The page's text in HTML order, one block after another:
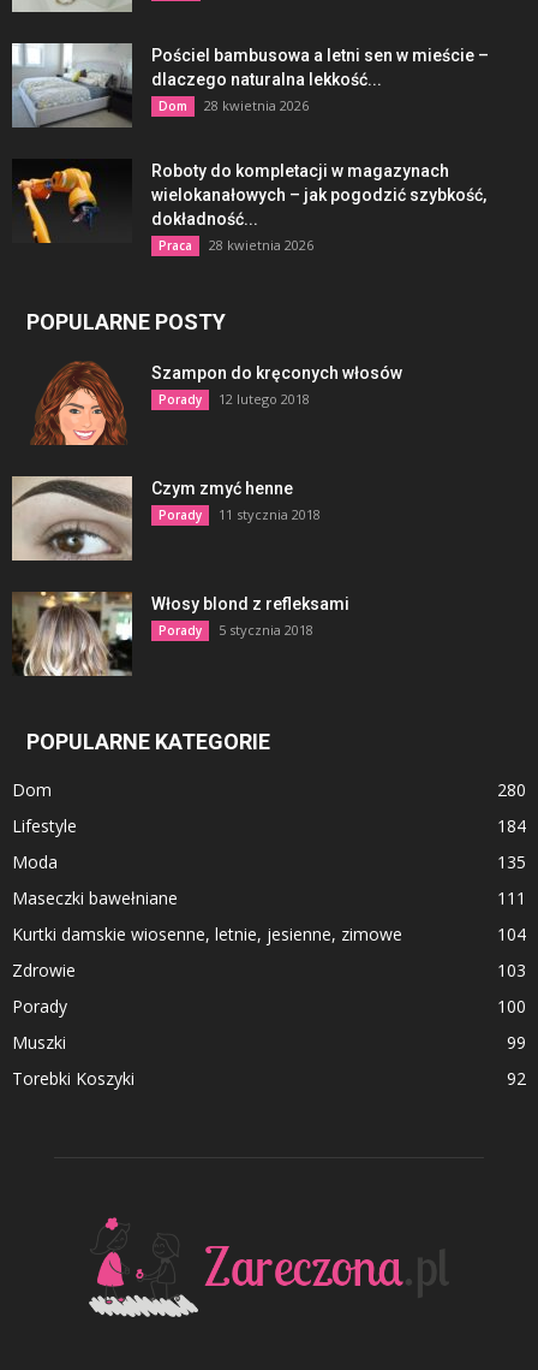
Pościel bambusowa a letni sen w mieście –
dlaczego naturalna lekkość...
Dom 28 kwietnia 2026
Roboty do kompletacji w magazynach
wielokanałowych – jak pogodzić szybkość,
dokładność...
Praca 28 kwietnia 2026
POPULARNE POSTY
Szampon do kręconych włosów
Porady 12 lutego 2018
Czym zmyć henne
Porady 11 stycznia 2018
Włosy blond z refleksami
Porady 5 stycznia 2018
POPULARNE KATEGORIE
Dom
280
Lifestyle
184
Moda
135
Maseczki bawełniane
111
Kurtki damskie wiosenne, letnie, jesienne, zimowe
104
Zdrowie
103
Porady
100
Muszki
99
Torebki Koszyki
92